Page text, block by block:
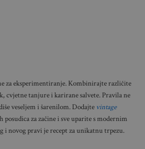
za eksperimentiranje. Kombinirajte različite
cvjetne tanjure i karirane salvete. Pravila ne
veseljem i šarenilom. Dodajte vintage
za začine i sve uparite s modernim
i novog pravi je recept za unikatnu trpezu.